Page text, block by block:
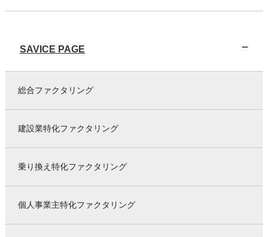
SAVICE PAGE
総合ファクタリング
建設業特化ファクタリング
乗り換え特化ファクタリング
個人事業主特化ファクタリング